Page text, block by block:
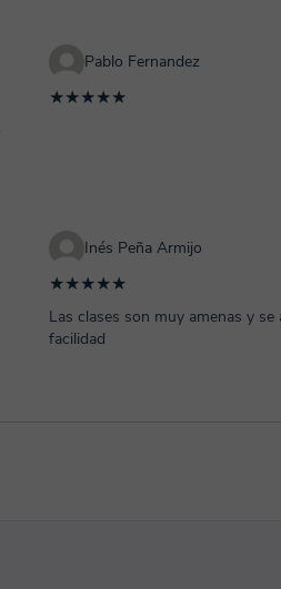
Pablo Fernandez
★★★★★
Inés Peña Armijo
★★★★★
Las clases son muy amenas y se
facilidad